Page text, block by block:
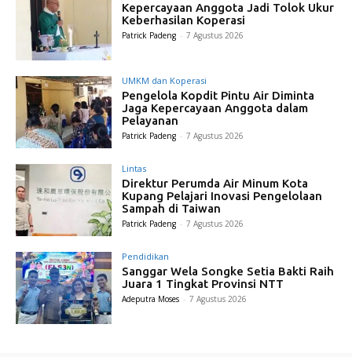
Kepercayaan Anggota Jadi Tolok Ukur
Keberhasilan Koperasi
Patrick Padeng - 7 Agustus 2026
UMKM dan Koperasi
Pengelola Kopdit Pintu Air Diminta
Jaga Kepercayaan Anggota dalam
Pelayanan
Patrick Padeng - 7 Agustus 2026
Lintas
Direktur Perumda Air Minum Kota
Kupang Pelajari Inovasi Pengelolaan
Sampah di Taiwan
Patrick Padeng - 7 Agustus 2026
Pendidikan
Sanggar Wela Songke Setia Bakti Raih
Juara 1 Tingkat Provinsi NTT
Adeputra Moses - 7 Agustus 2026